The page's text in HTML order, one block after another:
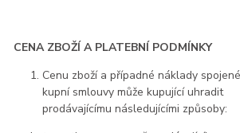
CENA ZBOŽÍ A PLATEBNÍ PODMÍNKY
Cenu zboží a případné náklady
kupní smlouvy může kupující uhradit
prodávajícímu následujícími způsoby: